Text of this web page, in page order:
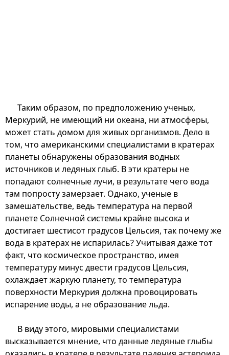
Таким образом, по предположению ученых,
Меркурий, не имеющий ни океана, ни атмосферы,
может стать домом для живых организмов. Дело в
том, что американскими специалистами в кратерах
планеты обнаружены образования водных
источников и ледяных глыб. В эти кратеры не
попадают солнечные лучи, в результате чего вода
там попросту замерзает. Однако, ученые в
замешательстве, ведь температура на первой
планете Солнечной системы крайне высока и
достигает шестисот градусов Цельсия, так почему же
вода в кратерах не испарилась? Учитывая даже тот
факт, что космическое пространство, имея
температуру минус двести градусов Цельсия,
охлаждает жаркую планету, то температура
поверхности Меркурия должна провоцировать
испарение воды, а не образование льда.
В виду этого, мировыми специалистами
высказывается мнение, что данные ледяные глыбы